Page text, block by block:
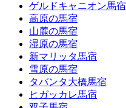
ゲルドキャニオン馬宿
高原の馬宿
山麓の馬宿
湿原の馬宿
新マリッタ馬宿
雪原の馬宿
タバンタ大橋馬宿
ヒガッカレ馬宿